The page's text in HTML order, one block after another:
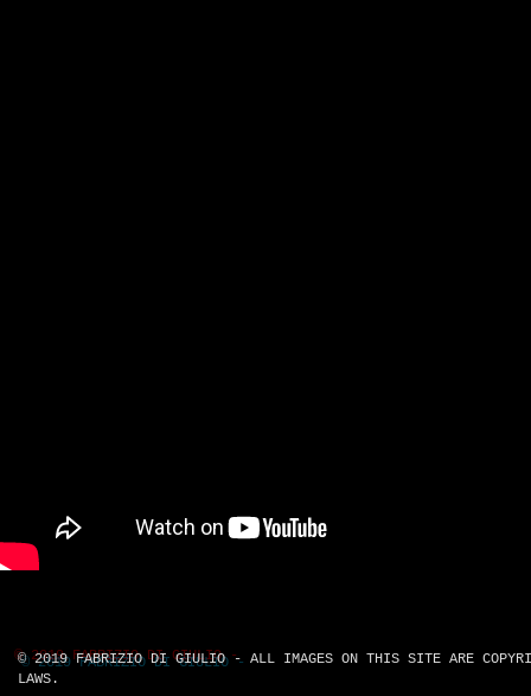
© 2019 FABRIZIO DI GIULIO - ALL IMAGES ON THIS SITE ARE
LAWS.